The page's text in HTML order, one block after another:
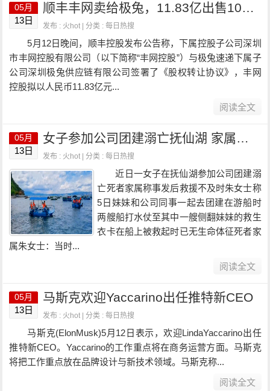
05月
13日
顺丰丰网卖给极兔，11.83亿出售100%股权
发布 : 火hot | 分类 :每日热搜
5月12日晚间，顺丰控股发布公告称，下属控股子公司深圳
市丰网控股有限公司（以下简称“丰网控股”）与极兔速递下属子
公司深圳极兔供应链有限公司签署了《股权转让协议》，丰网
控股拟以人民币11.83亿元...
阅读全文
05月
13日
女子参加公司团建溺亡抚仙湖 家属：打水仗致船只侧翻 无安全员
发布 : 火hot | 分类 :每日热搜
近日一女子在抚仙湖参加公司团建溺
亡死者家属称事发后救援不及时朱女士称
5日妹妹和公司同事一起去团建在游船时
两艘船打水仗至其中一艘侧翻妹妹的救生
衣卡在船上被救起时已无生命体征死者家
属朱女士：当时...
阅读全文
05月
13日
马斯克欢迎Yaccarino出任推特新CEO
发布 : 火hot | 分类 :每日热搜
马斯克(ElonMusk)5月12日表示，欢迎LindaYaccarino出任
推特新CEO。Yaccarino的工作重点将在商务运营方面。马斯克
将把工作重点放在品牌设计与新技术领域。马斯克称...
阅读全文